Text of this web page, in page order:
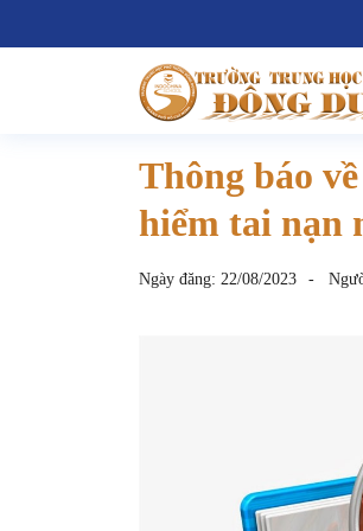
Thông báo
hiểm tai nạn
Ngày đăng: 22/08/2023